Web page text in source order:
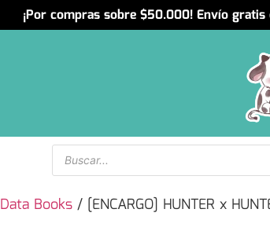
¡Por compras sobre $50.000! Envío
Data Books / [ENCARGO] HUNTER x